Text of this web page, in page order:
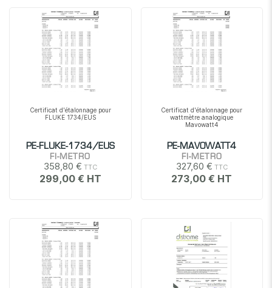
Certificat d'étalonnage pour
FLUKE 1734/EUS
PE-FLUKE-1734/EUS
FI-METRO
358,80 €
299,00 €
Certificat d'étalonnage pour
wattmètre analogique
Mavowatt4
PE-MAVOWATT4
FI-METRO
327,60 €
273,00 €